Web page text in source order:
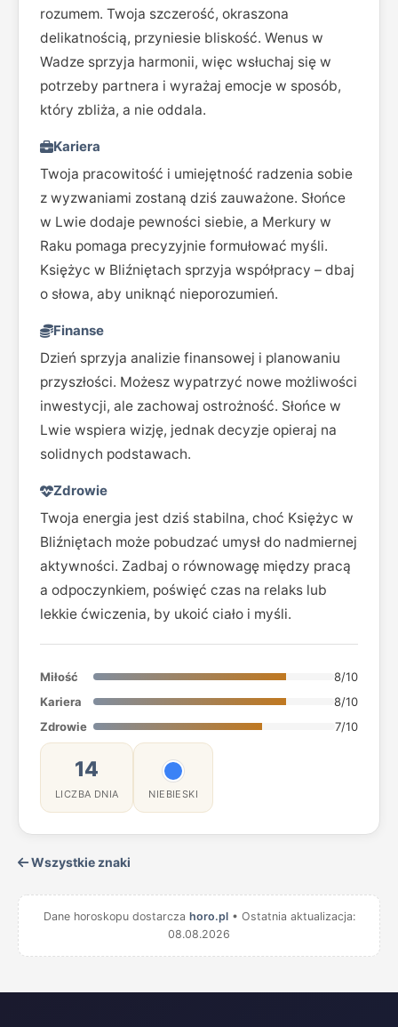
rozumem. Twoja szczerość, okraszona
delikatnością, przyniesie bliskość. Wenus w
Wadze sprzyja harmonii, więc wsłuchaj się w
potrzeby partnera i wyrażaj emocje w sposób,
który zbliża, a nie oddala.
Kariera
Twoja pracowitość i umiejętność radzenia sobie
z wyzwaniami zostaną dziś zauważone. Słońce
w Lwie dodaje pewności siebie, a Merkury w
Raku pomaga precyzyjnie formułować myśli.
Księżyc w Bliźniętach sprzyja współpracy – dbaj
o słowa, aby uniknąć nieporozumień.
Finanse
Dzień sprzyja analizie finansowej i planowaniu
przyszłości. Możesz wypatrzyć nowe możliwości
inwestycji, ale zachowaj ostrożność. Słońce w
Lwie wspiera wizję, jednak decyzje opieraj na
solidnych podstawach.
Zdrowie
Twoja energia jest dziś stabilna, choć Księżyc w
Bliźniętach może pobudzać umysł do nadmiernej
aktywności. Zadbaj o równowagę między pracą
a odpoczynkiem, poświęć czas na relaks lub
lekkie ćwiczenia, by ukoić ciało i myśli.
Miłość
8/10
Kariera
8/10
Zdrowie
7/10
14
LICZBA DNIA NIEBIESKI
Wszystkie znaki
Dane horoskopu dostarcza horo.pl• Ostatnia aktualizacja:
08.08.2026